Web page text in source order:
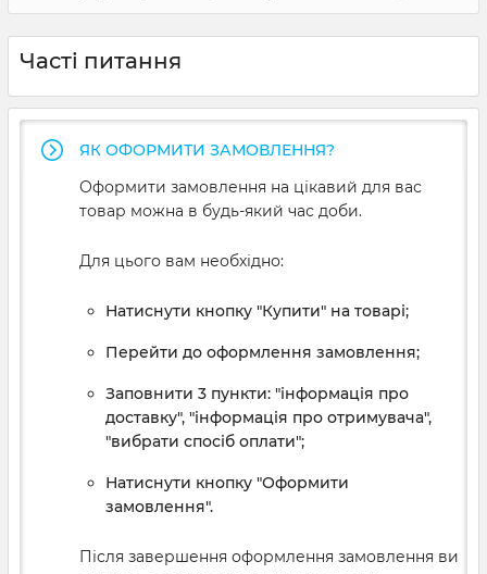
Часті питання
ЯК ОФОРМИТИ ЗАМОВЛЕННЯ?
Оформити замовлення на цікавий для вас
товар можна в будь-який час доби.
Для цього вам необхідно:
Натиснути кнопку "Купити" на товарі;
Перейти до оформлення замовлення;
Заповнити 3 пункти: "інформація про
доставку", "інформація про отримувача",
"вибрати спосіб оплати";
Натиснути кнопку "Оформити
замовлення".
Після завершення оформлення замовлення ви